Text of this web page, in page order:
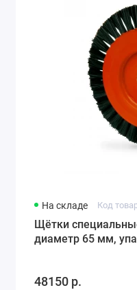
На складе Код
Щётки
диаметр 65 мм,
48150 р.